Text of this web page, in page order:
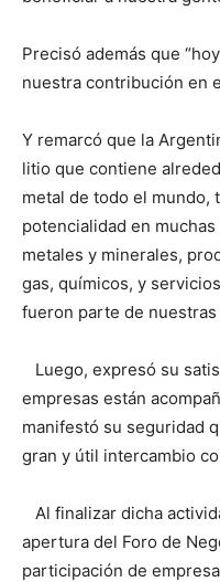
Precisó además que
nuestra contribución en
Y remarcó que la
litio que contiene
metal de todo el mundo,
potencialidad en
metales y minerales,
gas, químicos, y
fueron parte de
Luego, expresó su
empresas están
manifestó su seguridad
gran y útil intercambio
Al finalizar dicha
apertura del Foro de
participación de